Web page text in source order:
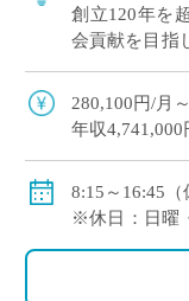
創立120年を
会貢献を目指
ち着いた校風
280,100円/月
年収
【モデル給与
円） 年収
・通勤手当：
8:15～16:45（
※休日：日曜
※年間休日数